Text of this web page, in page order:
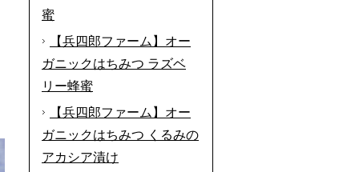
蜜
【兵四郎ファーム】オー
ガニックはちみつ ラズベ
リー蜂蜜
【兵四郎ファーム】オー
ガニックはちみつ くるみの
アカシア漬け